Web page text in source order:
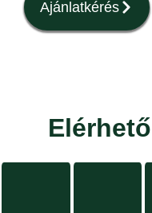
Ajánlatkérés